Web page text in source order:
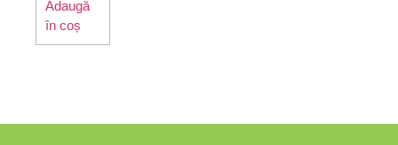
Adaugă
în coș